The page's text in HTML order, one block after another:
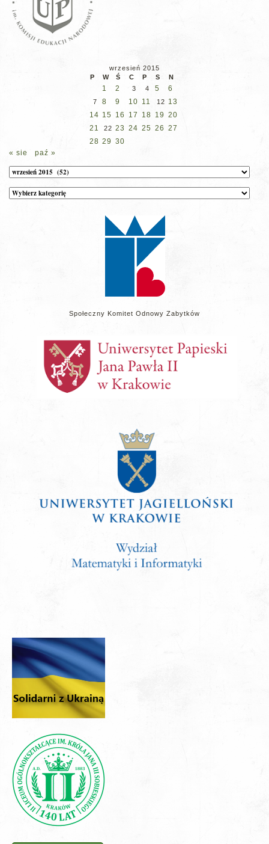
wrzesień 2015
P
W Ś C P S N
1 2 3 4 5 6
7 8 9 10 11 12 13
14 15 16 17 18 19 20
21
22 23 24 25 26 27
28 29 30
« sie
paź »
Archiwum
Kategorie
wpisów
Społeczny Komitet Odnowy Zabytków